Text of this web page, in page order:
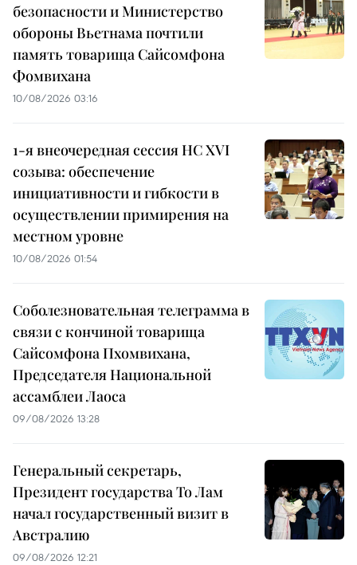
безопасности и Министерство
обороны Вьетнама почтили
память товарища Сайсомфона
Фомвихана
10/08/2026 03:16
1-я внеочередная сессия НС XVI
созыва: обеспечение
инициативности и гибкости в
осуществлении примирения на
местном уровне
10/08/2026 01:54
Соболезновательная телеграмма в
связи с кончиной товарища
Сайсомфона Пхомвихана,
Председателя Национальной
ассамблеи Лаоса
09/08/2026 13:28
Генеральный секретарь,
Президент государства То Лам
начал государственный визит в
Австралию
09/08/2026 12:21